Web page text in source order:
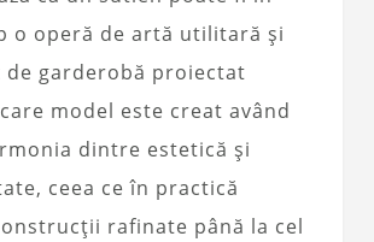
o operă de artă utilitară și
de garderobă proiectat
model este creat având
dintre estetică și
ceea ce în practică
rafinate până la cel